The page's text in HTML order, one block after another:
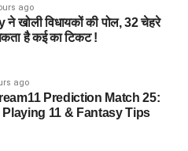
ago
खोली विधायकों की पोल, 32 चेहरे
है कई का टिकट !
ago
Prediction Match 25:
Playing 11 & Fantasy Tips